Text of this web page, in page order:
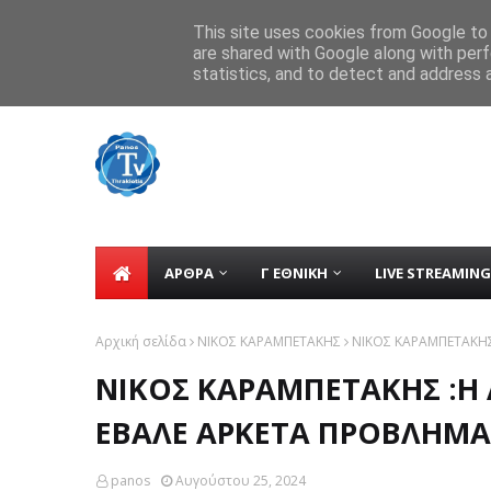
Η νέα σεζόν των ακαδημιών ξεκινά
ΑΡΘΡΑ Γ ΕΘΝΙΚΗ LIVE STREAMING
Αρχική σελίδα ΝΙΚΟΣ ΚΑΡΑΜΠΕΤΑΚΗΣ ΝΙΚΟΣ
ΝΙΚΟΣ ΚΑΡΑΜΠΕΤΑΚΗΣ
ΕΒΑΛΕ ΑΡΚΕΤΑ
panos Αυγούστου 25, 2024
This site uses cookies from Google
are shared with Google along with
statistics, and to detect and address